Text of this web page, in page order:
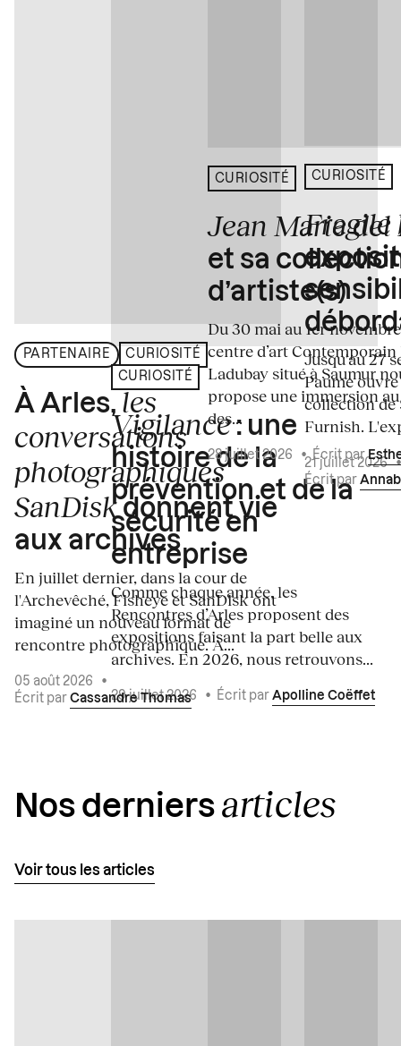
PARTENAIRE CURIOSITÉ
À Arles, les
conversations
photographiques
SanDiskdonnent vie
aux archives
En juillet dernier, dans la cour de
l'Archevêché, Fisheye et SanDisk ont
imaginé un nouveau format de
rencontre photographique. À...
05 août 2026
•
Écrit par Cassandre Thomas
CURIOSITÉ
Vigilance: une
histoire de la
prévention et de la
sécurité en
entreprise
Comme chaque année, les
Rencontres d’Arles proposent des
expositions faisant la part belle aux
archives. En 2026, nous retrouvons...
29 juillet 2026 • Écrit par Apolline Coëffet
CURIOSITÉ
Jean Marie del
et sa
d’artiste(s)
Du 30 mai au 1er
centre d’art Contemporain
Ladubay situé à Saumur
propose une immersion
des...
28 juillet 2026 •Écrit par
CURIOSITÉ
Fragile
Jusqu'au 27
Paume
collection de
Furnish.
21 juillet 2026
Écrit par
Nos derniers articles
Voir tous les articles